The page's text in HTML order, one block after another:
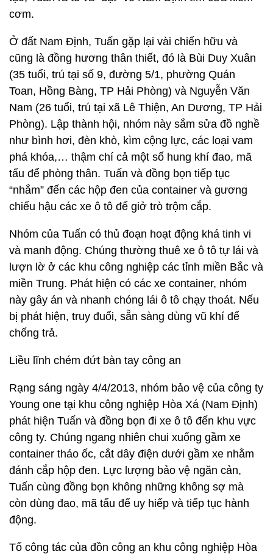
cơm.
Ở đất Nam Định, Tuấn gặp lại vài chiến hữu và
cũng là đồng hương thân thiết, đó là Bùi Duy Xuân
(35 tuổi, trú tại số 9, đường 5/1, phường Quán
Toan, Hồng Bàng, TP Hải Phòng) và Nguyễn Văn
Nam (26 tuổi, trú tại xã Lê Thiện, An Dương, TP Hải
Phòng). Lập thành hội, nhóm này sắm sửa đồ nghề
như bình hơi, đèn khò, kìm cộng lực, các loại vam
phá khóa,… thậm chí cả một số hung khí đao, mã
tấu để phòng thân. Tuấn và đồng bọn tiếp tục
“nhắm” đến các hộp đen của container và gương
chiếu hậu các xe ô tô để giở trò trộm cắp.
Nhóm của Tuấn có thủ đoạn hoạt động khá tinh vi
và manh động. Chúng thường thuê xe ô tô tự lái và
lượn lờ ở các khu công nghiệp các tỉnh miền Bắc và
miền Trung. Phát hiện có các xe container, nhóm
này gây án và nhanh chóng lái ô tô chạy thoát. Nếu
bị phát hiện, truy đuổi, sẵn sàng dùng vũ khí để
chống trả.
Liều lĩnh chém đứt bàn tay công an
Rạng sáng ngày 4/4/2013, nhóm bảo vệ của công ty
Young one tại khu công nghiệp Hòa Xá (Nam Định)
phát hiện Tuấn và đồng bọn đi xe ô tô đến khu vực
công ty. Chúng ngang nhiên chui xuống gầm xe
container tháo ốc, cắt dây điện dưới gầm xe nhằm
đánh cắp hộp đen. Lực lượng bảo vệ ngăn cản,
Tuấn cùng đồng bọn không những không sợ mà
còn dùng đao, mã tấu để uy hiếp và tiếp tục hành
động.
Tổ công tác của đồn công an khu công nghiệp Hòa